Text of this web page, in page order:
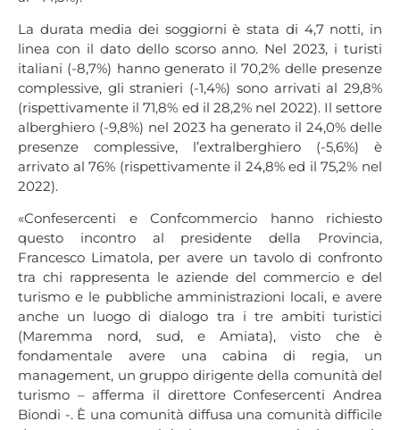
La durata media dei soggiorni è stata di 4,7 notti, in
linea con il dato dello scorso anno. Nel 2023, i turisti
italiani (-8,7%) hanno generato il 70,2% delle presenze
complessive, gli stranieri (-1,4%) sono arrivati al 29,8%
(rispettivamente il 71,8% ed il 28,2% nel 2022). Il settore
alberghiero (-9,8%) nel 2023 ha generato il 24,0% delle
presenze complessive, l’extralberghiero (-5,6%) è
arrivato al 76% (rispettivamente il 24,8% ed il 75,2% nel
2022).
«Confesercenti e Confcommercio hanno richiesto
questo incontro al presidente della Provincia,
Francesco Limatola, per avere un tavolo di confronto
tra chi rappresenta le aziende del commercio e del
turismo e le pubbliche amministrazioni locali, e avere
anche un luogo di dialogo tra i tre ambiti turistici
(Maremma nord, sud, e Amiata), visto che è
fondamentale avere una cabina di regia, un
management, un gruppo dirigente della comunità del
turismo – afferma il direttore Confesercenti Andrea
Biondi -. È una comunità diffusa una comunità difficile